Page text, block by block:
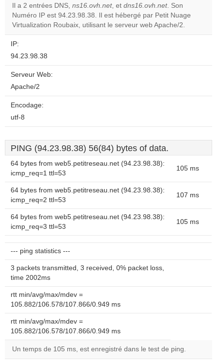
Do you
own this
Il a 2 entrées DNS, ns16.ovh.net, et dns16.ovh.net. Son
Numéro IP est 94.23.98.38. Il est hébergé par Petit Nuage
Virtualization Roubaix, utilisant le serveur web Apache/2.
IP:
94.23.98.38
Serveur Web:
Apache/2
Encodage:
utf-8
PING (94.23.98.38) 56(84) bytes of data.
64 bytes from web5.petitreseau.net (94.23.98.38):
icmp_req=1 ttl=53
105 ms
64 bytes from web5.petitreseau.net (94.23.98.38):
icmp_req=2 ttl=53
107 ms
64 bytes from web5.petitreseau.net (94.23.98.38):
icmp_req=3 ttl=53
105 ms
--- ping statistics ---
3 packets transmitted, 3 received, 0% packet loss,
time 2002ms
rtt min/avg/max/mdev =
105.882/106.578/107.866/0.949 ms
rtt min/avg/max/mdev =
105.882/106.578/107.866/0.949 ms
Un temps de 105 ms, est enregistré dans le test de ping.